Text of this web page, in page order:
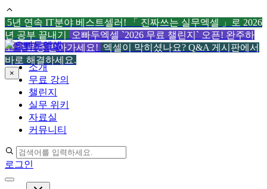
5년 연속 IT분야 베스트셀러! 「 진짜쓰는 실무엑셀 」로 2026
년 공부 끝내기
오빠두엑셀 `2026 무료 챌린지` 오픈! 완주하
고 수료증 받아가세요! 엑셀이 막히셨나요? Q&A 게시판에서
바로 해결하세요.
×
컨
텐
츠
로
소개
무료 강의
챌린지
실무 위키
자료실
커뮤니티
로그인